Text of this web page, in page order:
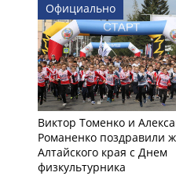
Официально
Виктор Томенко и
Романенко поздравили
Алтайского края с Днем
физкультурника